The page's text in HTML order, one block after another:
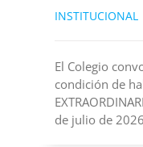
INSTITUCIONAL
El Colegio
condición de
de julio de